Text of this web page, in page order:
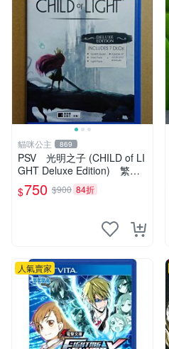
貓咪公主 869
PSV 光明之子 (CHILD of LI
GHT Deluxe Edition) 繁體
中文版 二手品
$750 $900 84折
人氣賣家